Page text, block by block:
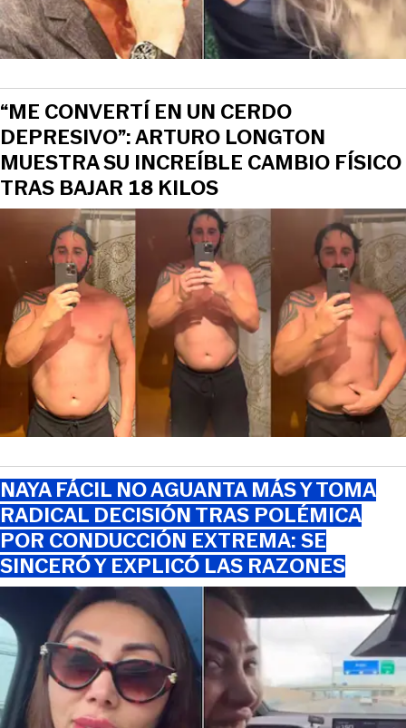
“ME CONVERTÍ EN UN CERDO
DEPRESIVO”: ARTURO LONGTON
MUESTRA SU INCREÍBLE CAMBIO FÍSICO
TRAS BAJAR 18 KILOS
NAYA FÁCIL NO AGUANTA MÁS Y TOMA
RADICAL DECISIÓN TRAS POLÉMICA
POR CONDUCCIÓN EXTREMA: SE
SINCERÓ Y EXPLICÓ LAS RAZONES